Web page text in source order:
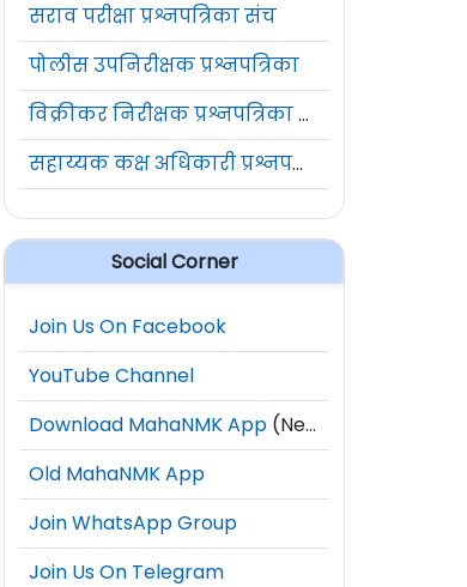
सराव परीक्षा प्रश्नपत्रिका संच
पोलीस उपनिरीक्षक प्रश्नपत्रिका
विक्रीकर निरीक्षक प्रश्नपत्रिका संच
सहाय्यक कक्ष अधिकारी प्रश्नपत्रिका संच
Social Corner
Join Us On Facebook
YouTube Channel
Download MahaNMK App (New)
Old MahaNMK App
Join WhatsApp Group
Join Us On Telegram